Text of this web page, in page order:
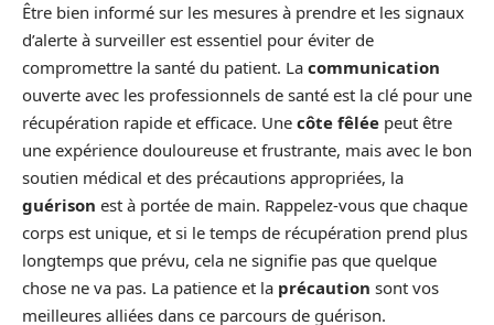
Être bien informé sur les mesures à prendre et les signaux
d’alerte à surveiller est essentiel pour éviter de
compromettre la santé du patient. La communication
ouverte avec les professionnels de santé est la clé pour une
récupération rapide et efficace. Une côte fêlée peut être
une expérience douloureuse et frustrante, mais avec le bon
soutien médical et des précautions appropriées, la
guérison est à portée de main. Rappelez-vous que chaque
corps est unique, et si le temps de récupération prend plus
longtemps que prévu, cela ne signifie pas que quelque
chose ne va pas. La patience et la précaution sont vos
meilleures alliées dans ce parcours de guérison.